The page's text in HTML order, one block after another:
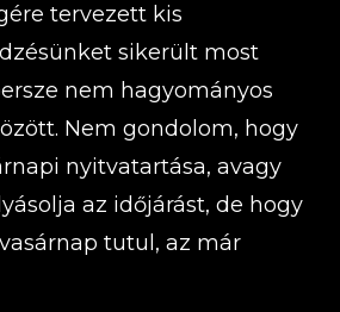
tervezett kis
sikerült most
nem hagyományos
Nem gondolom, hogy
nyitvatartása, avagy
az időjárást, de hogy
tutul, az már